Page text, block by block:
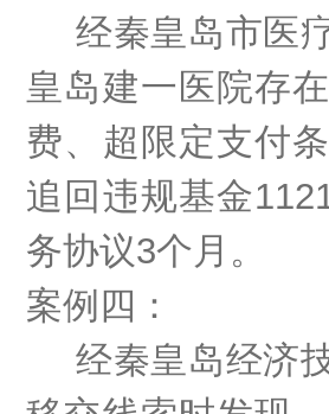
经秦皇岛市医
皇岛建一医院存
费、超限定支付
追回违规基金
务协议3个月。
案例四：
经秦皇岛经济